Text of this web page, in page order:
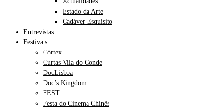
Estado da Arte
Cadáver Esquisito
Entrevistas
Festivais
Córtex
Curtas Vila do Conde
DocLisboa
Doc’s Kingdom
FEST
Festa do Cinema Chinês